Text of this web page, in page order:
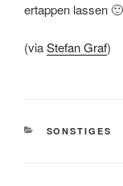
ertappen lassen 🙂
(viaStefan Graf)
KATEGORIEN
SONSTIGES